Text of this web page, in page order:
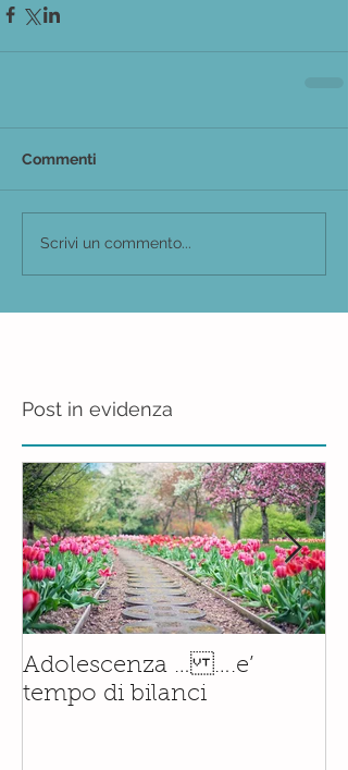
Commenti
Scrivi un commento...
Post in evidenza
Adolescenza … ….e’
tempo di bilanci